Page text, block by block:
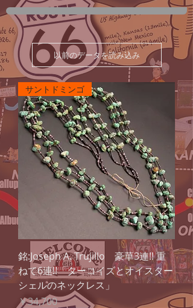
以前のデータを読み込み
サントドミンゴ
銘:Joseph A. Trujillo 豪華3連!! 重
ねて6連!!「ターコイズとオイスター
シェルのネックレス」
価格
￥34,700